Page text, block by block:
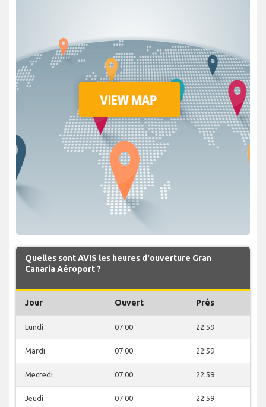
Quelles sont AVIS les heures d'ouverture Gran
Canaria Aéroport ?
Jour Ouvert Près
Lundi 07:00 22:59
Mardi 07:00 22:59
Mecredi 07:00 22:59
Jeudi 07:00 22:59